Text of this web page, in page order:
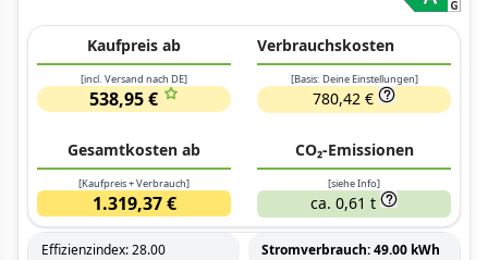
Kaufpreis ab
[incl. Versand nach DE]
538,95 €
Verbrauchskosten
[Basis: Deine Einstellungen]
780,42 €
Gesamtkosten ab
[Kaufpreis + Verbrauch]
1.319,37 €
CO₂-Emissionen
[siehe Info]
ca. 0,61 t
Effizienzindex: 28.00 Stromverbrauch: 49.00 kWh